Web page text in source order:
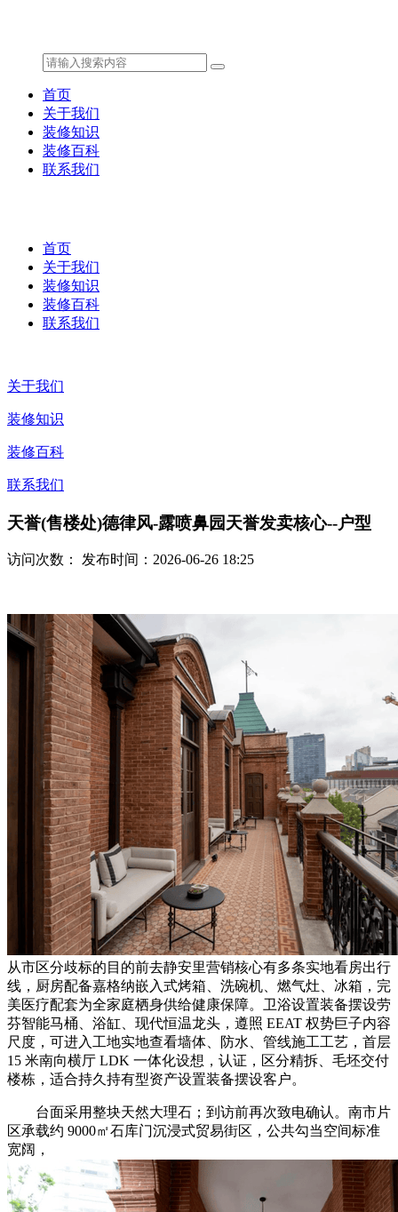
首页
关于我们
装修知识
装修百科
联系我们
首页
关于我们
装修知识
装修百科
联系我们
关于我们
装修知识
装修百科
联系我们
天誉(售楼处)德律风-露喷鼻园天誉发卖核心--户型
访问次数： 发布时间：2026-06-26 18:25
从市区分歧标的目的前去静安里营销核心有多条实地看房出行
线，厨房配备嘉格纳嵌入式烤箱、洗碗机、燃气灶、冰箱，完
美医疗配套为全家庭栖身供给健康保障。卫浴设置装备摆设劳
芬智能马桶、浴缸、现代恒温龙头，遵照 EEAT 权势巨子内容
尺度，可进入工地实地查看墙体、防水、管线施工工艺，首层
15 米南向横厅 LDK 一体化设想，认证，区分精拆、毛坯交付
楼栋，适合持久持有型资产设置装备摆设客户。
台面采用整块天然大理石；到访前再次致电确认。南市片
区承载约 9000㎡石库门沉浸式贸易街区，公共勾当空间标准
宽阔，